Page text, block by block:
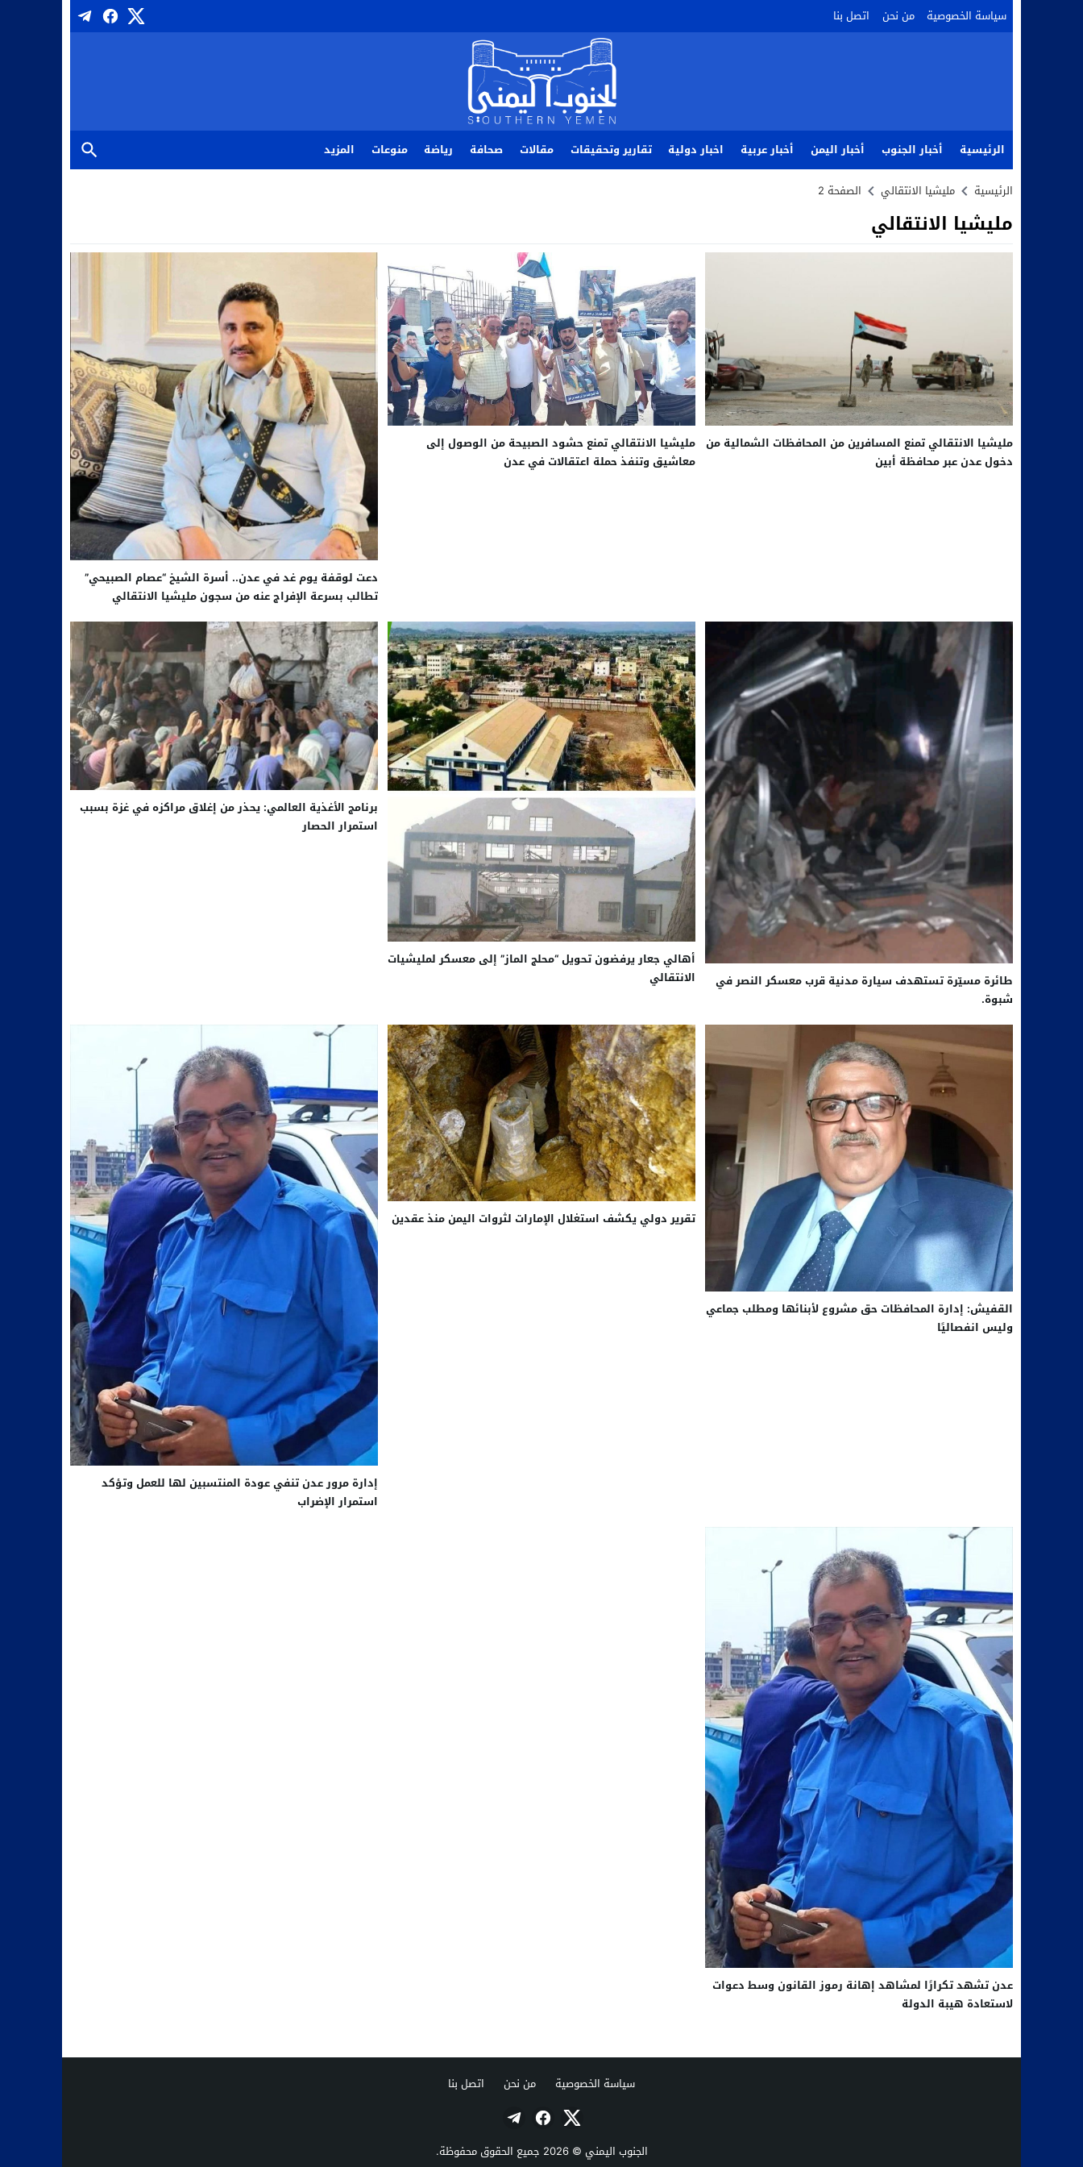
سياسة الخصوصية من نحن اتصل بنا
الرئيسية أخبار الجنوب أخبار اليمن أخبار عربية اخبار دولية تقارير وتحقيقات مقالات صحافة رياضة منوعات المزيد
الرئيسية مليشيا الانتقالي الصفحة 2
مليشيا الانتقالي
مليشيا الانتقالي تمنع المسافرين من المحافظات الشمالية من
دخول عدن عبر محافظة أبين
مليشيا الانتقالي تمنع حشود الصبيحة من الوصول إلى
معاشيق وتنفذ حملة اعتقالات في عدن
دعت لوقفة يوم غد في عدن.. أسرة الشيخ “عصام الصبيحي”
تطالب بسرعة الإفراج عنه من سجون مليشيا الانتقالي
طائرة مسيّرة تستهدف سيارة مدنية قرب معسكر النصر في
شبوة.
أهالي جعار يرفضون تحويل “محلج الماز” إلى معسكر لمليشيات
الانتقالي
برنامج الأغذية العالمي: يحذر من إغلاق مراكزه في غزة بسبب
استمرار الحصار
القفيش: إدارة المحافظات حق مشروع لأبنائها ومطلب جماعي
وليس انفصاليًا
تقرير دولي يكشف استغلال الإمارات لثروات اليمن منذ عقدين
إدارة مرور عدن تنفي عودة المنتسبين لها للعمل وتؤكد
استمرار الإضراب
عدن تشهد تكرارًا لمشاهد إهانة رموز القانون وسط دعوات
لاستعادة هيبة الدولة
سياسة الخصوصية من نحن اتصل بنا
الجنوب اليمني © 2026 جميع الحقوق محفوظة.